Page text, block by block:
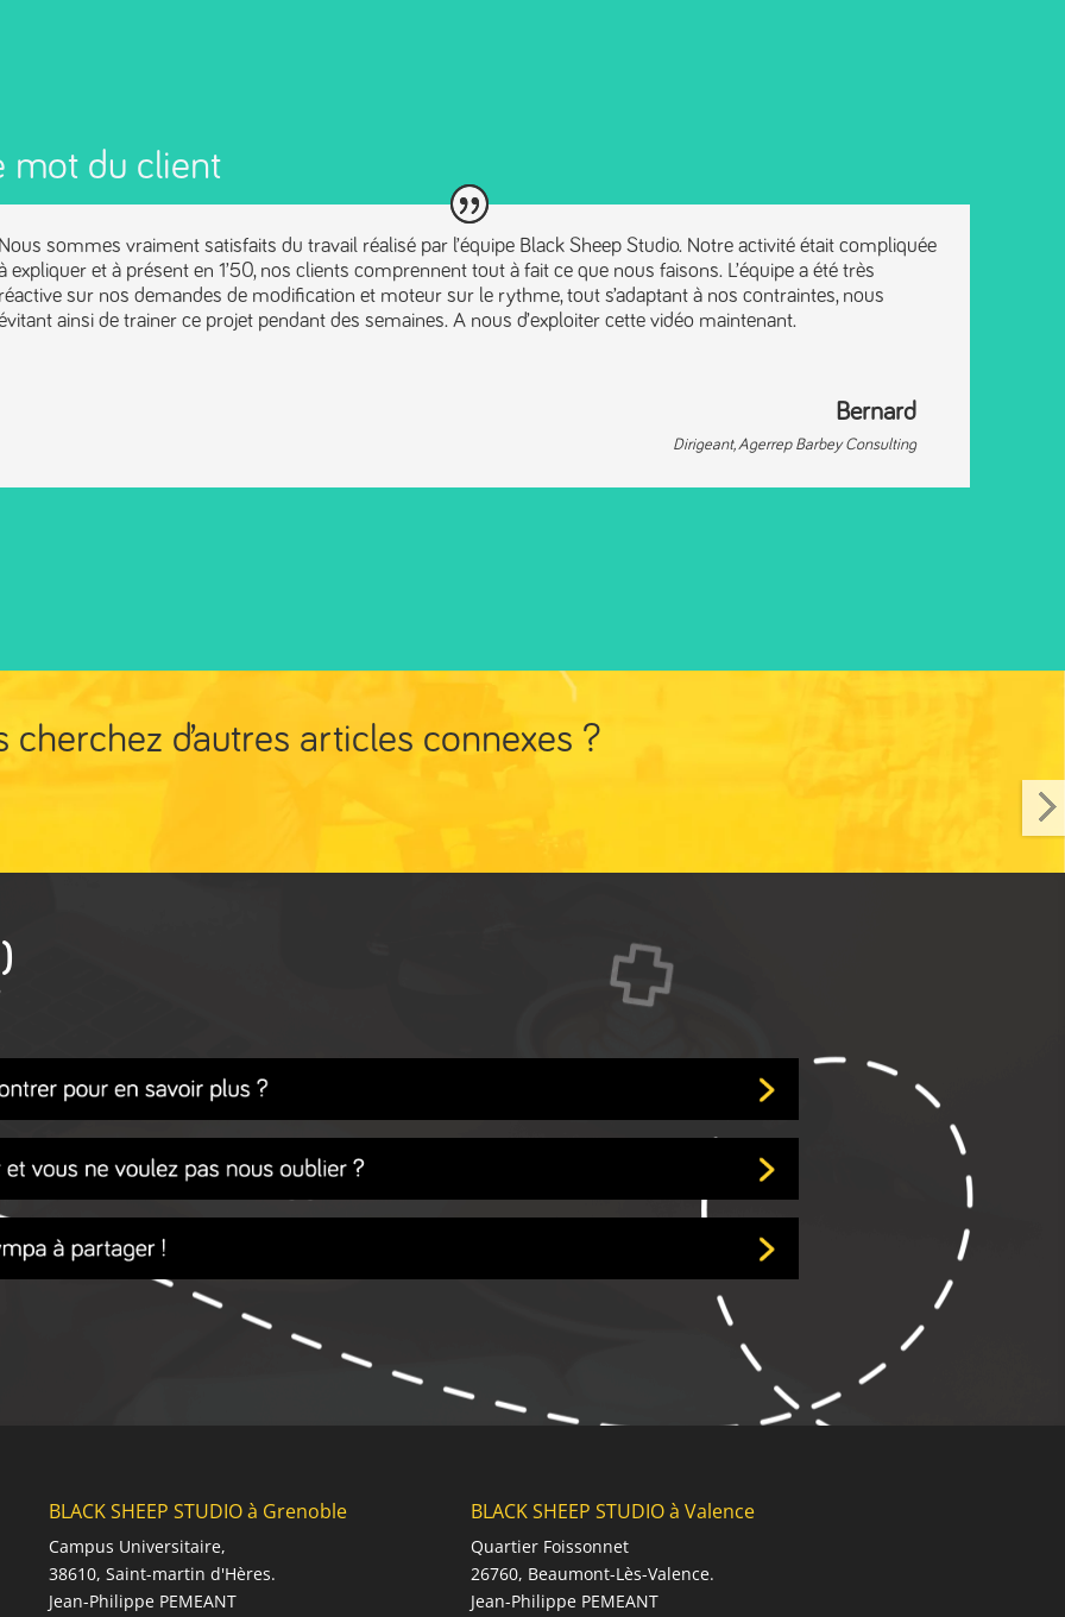
mot du client
sommes vraiment satisfaits du travail réalisé par l’équipe Black Sheep Studio. Notre activité était compliquée
expliquer et à présent en 1’50, nos clients comprennent tout à fait ce que nous faisons. L’équipe a été très
sur nos demandes de modification et moteur sur le rythme, tout s’adaptant à nos contraintes, nous
ainsi de trainer ce projet pendant des semaines. A nous d’exploiter cette vidéo maintenant.
Bernard
Dirigeant, Agerrep Barbey Consulting
cherchez d’autres articles connexes ?
BLACK SHEEP STUDIO à Grenoble
Campus Universitaire,
38610, Saint-martin d'Hères.
Jean-Philippe PEMEANT
BLACK SHEEP STUDIO à Valence
Quartier Foissonnet
26760, Beaumont-Lès-Valence.
Jean-Philippe PEMEANT